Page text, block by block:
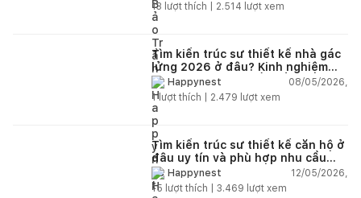
13 lượt thích | 2.514 lượt xem
Tìm kiến trúc sư thiết kế nhà gác
lửng 2026 ở đâu? Kinh nghiệm
chọn đúng tránh tốn tiền
Happynest
08/05/2026,
1lượt thích | 2.479 lượt xem
Tìm kiến trúc sư thiết kế căn hộ ở
đâu uy tín và phù hợp nhu cầu
năm 2026?
Happynest
12/05/2026,
15 lượt thích | 3.469 lượt xem